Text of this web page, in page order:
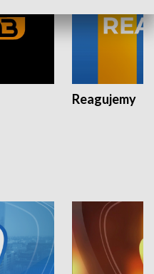
Reagujemy